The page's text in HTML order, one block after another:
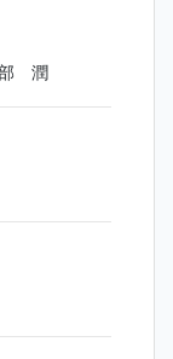
部 潤